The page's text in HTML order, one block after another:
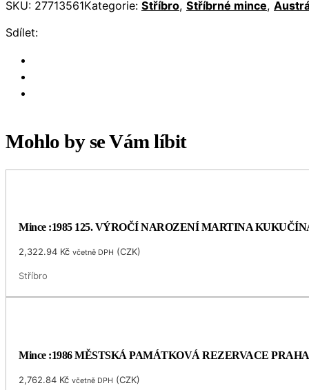
SKU: 27713561Kategorie: Stříbro, Stříbrné mince,
Sdílet:
Mohlo by se Vám líbit
Mince :1985 125. VÝROČÍ NAROZENÍ MARTINA
2,322.94 Kč včetně DPH (CZK)
Stříbro
Mince :1986 MĚSTSKÁ PAMÁTKOVÁ REZERVACE PRAHA
2,762.84 Kč včetně DPH (CZK)